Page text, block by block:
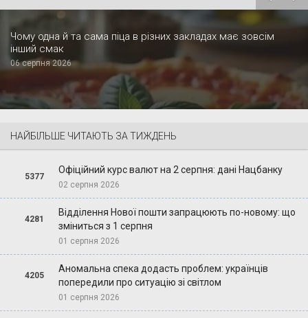
Чому одна й та сама піца в різних закладах має зовсім
інший смак
06 серпня 2026
НАЙБІЛЬШЕ ЧИТАЮТЬ ЗА ТИЖДЕНЬ
5377
Офіційний курс валют на 2 серпня: дані Нацбанку
02 серпня 2026
4281
Відділення Нової пошти запрацюють по-новому: що
зміниться з 1 серпня
01 серпня 2026
4205
Аномальна спека додасть проблем: українців
попередили про ситуацію зі світлом
01 серпня 2026